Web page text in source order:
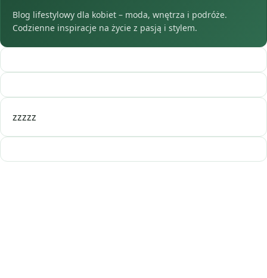
Blog lifestylowy dla kobiet – moda, wnętrza i podróże.
Codzienne inspiracje na życie z pasją i stylem.
zzzzz